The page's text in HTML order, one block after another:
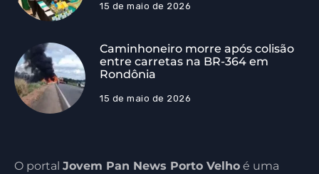
15 de maio de 2026
Caminhoneiro morre após colisão
entre carretas na BR-364 em
Rondônia
15 de maio de 2026
O portal Jovem Pan News Porto Velho é uma